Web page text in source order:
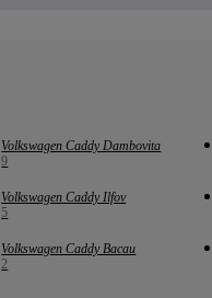
Volkswagen Caddy Dambovita
9
Volkswagen Caddy Ilfov
5
Volkswagen Caddy Bacau
2